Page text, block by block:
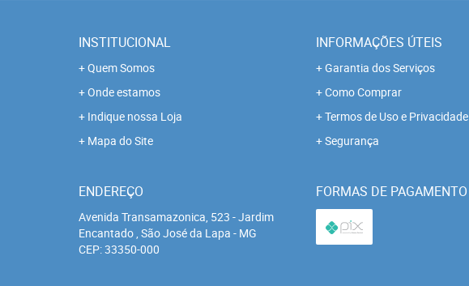
INSTITUCIONAL
Quem Somos
Onde estamos
Indique nossa Loja
Mapa do Site
INFORMAÇÕES ÚTEIS
Garantia dos Serviços
Como Comprar
Termos de Uso e Privacidade
Segurança
ENDEREÇO
Avenida Transamazonica, 523 -Jardim
Encantado , São José da Lapa - MG
CEP: 33350-000
FORMAS DE PAGAMENTO